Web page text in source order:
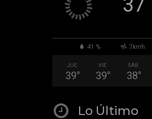
41 % 7kmh
JUE
39°
VIE
39°
SÁB
38°
Lo Último